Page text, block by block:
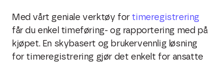
Med vårt geniale verktøy for timeregistrering
får du enkel timeføring- og rapportering med på
kjøpet. En skybasert og brukervennlig løsning
for timeregistrering gjør det enkelt for ansatte